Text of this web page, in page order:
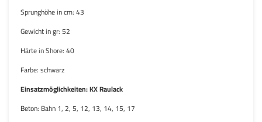
Sprunghöhe in cm: 43
Gewicht in gr: 52
Härte in Shore: 40
Farbe: schwarz
Einsatzmöglichkeiten: KX Raulack
Beton: Bahn 1, 2, 5, 12, 13, 14, 15, 17